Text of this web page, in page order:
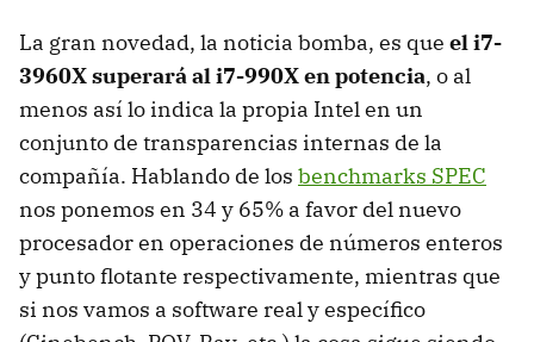
La gran novedad, la noticia bomba, es que el i7-
3960X superará al i7-990X en potencia, o al
menos así lo indica la propia Intel en un
conjunto de transparencias internas de la
compañía. Hablando de los benchmarks SPEC
nos ponemos en 34 y 65% a favor del nuevo
procesador en operaciones de números enteros
y punto flotante respectivamente, mientras que
si nos vamos a software real y específico